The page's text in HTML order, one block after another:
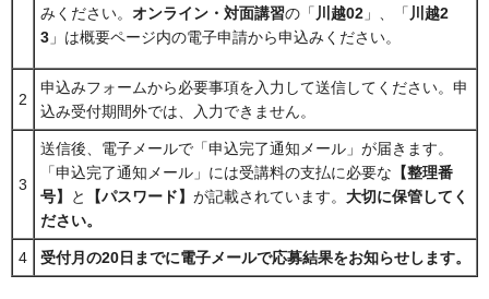
みください。 オンライン・対面講習の「 川越02 」、「 川越2
3 」は概要ページ内の電子申請から申込みください。
2
申込みフォームから必要事項を入力して送信してください。申
込み受付期間外では、入力できません。
3
送信後、電子メールで「申込完了通知メール」が届きます。
「申込完了通知メール」には受講料の支払に必要な 【整理番
号】
と 【パスワード】 が記載されています。 大切に保管してく
ださい。
4 受付月の20日までに電子メールで応募結果をお知らせします。